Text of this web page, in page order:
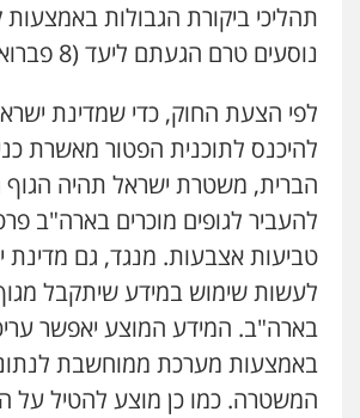
תהליכי ביקורת הגבולות
נוסעים טרם הגעתם ליעד (8 פברואר)..
לפי הצעת החוק, כדי שמדינת
להיכנס לתוכנית הפטור מאשרת
הברית, משטרת ישראל תהיה הגוף
להעביר לגופים מוכרים בארה"ב פרטי
טביעות אצבעות. מנגד, גם מדינת
לעשות שימוש במידע שיתקבל
בארה"ב. המידע המוצע יאפשר
באמצעות מערכת ממוחשבת
המשטרה. כמו כן מוצע להטיל על